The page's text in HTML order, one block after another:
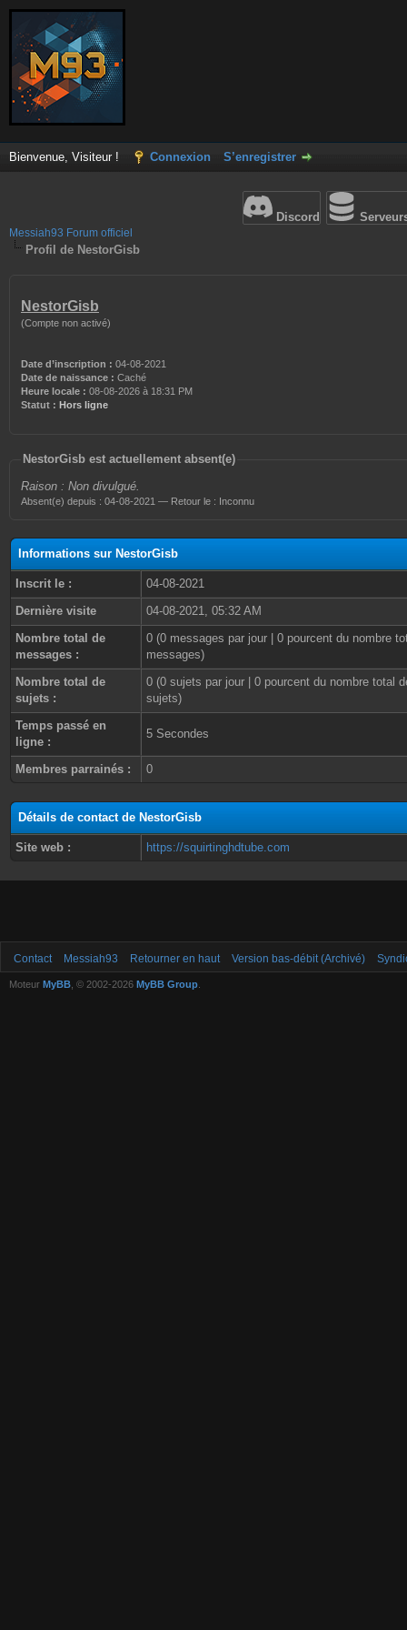
Bienvenue, Visiteur ! Connexion S’enregistrer
Discord
Messiah93 Forum officiel
Profil de NestorGisb
NestorGisb
(Compte non activé)
Date d’inscription : 04-08-2021
Date de naissance : Caché
Heure locale : 08-08-2026 à 18:31 PM
Statut : Hors ligne
NestorGisb est actuellement absent(e)
Raison : Non divulgué.
Absent(e) depuis : 04-08-2021 — Retour le : Inconnu
Informations sur NestorGisb
Inscrit le :
04-08-2021
Dernière visite
04-08-2021, 05:32 AM
Nombre total de
messages :
0 (0 messages par jour | 0 pourcent du nombre
messages)
Nombre total de
sujets :
0 (0 sujets par jour | 0 pourcent du nombre total
sujets)
Temps passé en
ligne :
5 Secondes
Membres parrainés : 0
Détails de contact de NestorGisb
Site web : https://squirtinghdtube.com
Contact Messiah93 Retourner en haut Version bas-débit (Archivé)
Moteur MyBB , © 2002-2026 MyBB Group